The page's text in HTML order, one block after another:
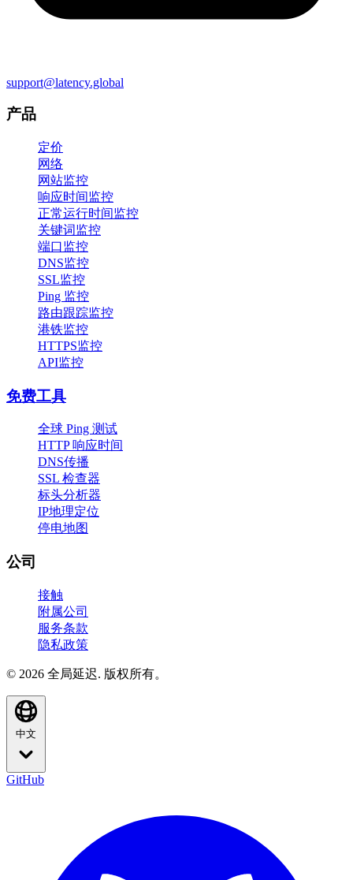
support@latency.global
产品
定价
网络
网站监控
响应时间监控
正常运行时间监控
关键词监控
端口监控
DNS监控
SSL监控
Ping 监控
路由跟踪监控
港铁监控
HTTPS监控
API监控
免费工具
全球 Ping 测试
HTTP 响应时间
DNS传播
SSL 检查器
标头分析器
IP地理定位
停电地图
公司
接触
附属公司
服务条款
隐私政策
© 2026 全局延迟. 版权所有。
中文
GitHub